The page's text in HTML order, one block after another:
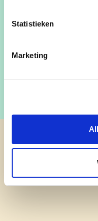
Statistieken
Marketing
Voor
(volks)cultuur
Zorgen voor
cd&v Lochristi